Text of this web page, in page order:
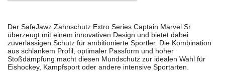
Der SafeJawz Zahnschutz Extro Series Captain Marvel Sr
überzeugt mit einem innovativen Design und bietet dabei
zuverlässigen Schutz für ambitionierte Sportler. Die Kombination
aus schlankem Profil, optimaler Passform und hoher
Stoßdämpfung macht diesen Mundschutz zur idealen Wahl für
Eishockey, Kampfsport oder andere intensive Sportarten.